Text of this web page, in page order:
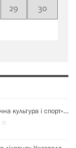
29
30
культура і спорт»…
0